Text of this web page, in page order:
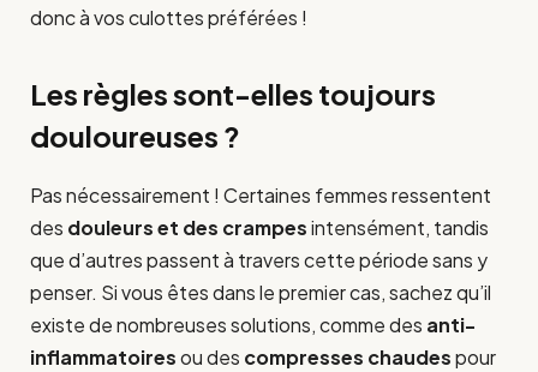
donc à vos culottes préférées !
Les règles sont-elles toujours
douloureuses ?
Pas nécessairement ! Certaines femmes ressentent
des douleurs et des crampesintensément, tandis
que d’autres passent à travers cette période sans y
penser. Si vous êtes dans le premier cas, sachez qu’il
existe de nombreuses solutions, comme des anti-
inflammatoiresou des compresses chaudespour